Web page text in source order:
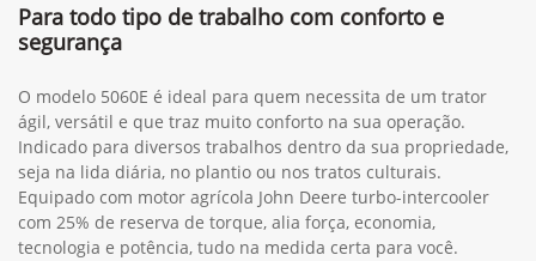
Para todo tipo de trabalho com conforto e
segurança
O modelo 5060E é ideal para quem necessita de um trator
ágil, versátil e que traz muito conforto na sua operação.
Indicado para diversos trabalhos dentro da sua propriedade,
seja na lida diária, no plantio ou nos tratos culturais.
Equipado com motor agrícola John Deere turbo-intercooler
com 25% de reserva de torque, alia força, economia,
tecnologia e potência, tudo na medida certa para você.